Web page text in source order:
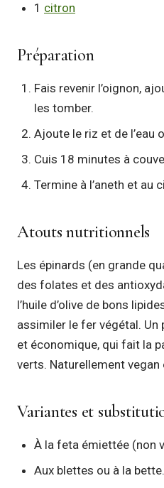
1 citron
Préparation
Fais revenir l’oignon,
les tomber.
Ajoute le riz et de l’eau
Cuis 18 minutes à
Termine à l’aneth et au
Atouts nutritionnels
Les épinards (en grande
des folates et des
l’huile d’olive de bons
assimiler le fer végétal.
et économique, qui fait la
verts. Naturellement vegan
Variantes et
À la feta émiettée (non
Aux blettes ou à la bette.